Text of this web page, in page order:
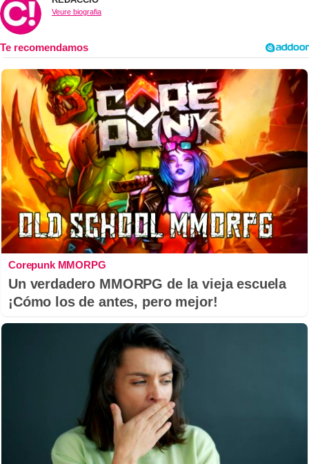
Veure biografia
Corepunk MMORPG
Un verdadero MMORPG de la vieja escuela
¡Cómo los de antes, pero mejor!